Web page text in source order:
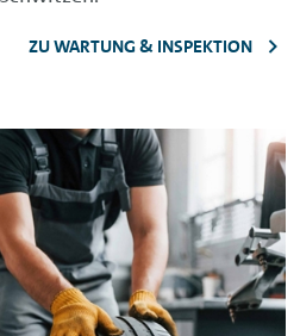
ZU WARTUNG & INSPEKTION